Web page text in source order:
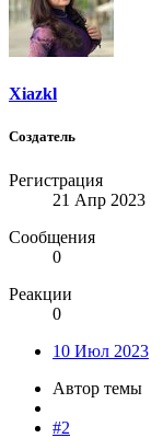
Xiazkl
Создатель
Регистрация
21 Апр 2023
Сообщения
0
Реакции
0
10 Июл 2023
Автор темы
#2